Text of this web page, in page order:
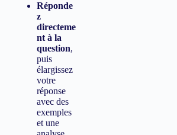
Réponde
z
directeme
nt à la
question,
puis
élargissez
votre
réponse
avec des
exemples
et une